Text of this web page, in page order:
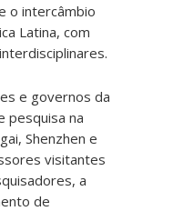
o intercâmbio
Latina, com
e governos da
pesquisa na
Shenzhen e
visitantes
a
de